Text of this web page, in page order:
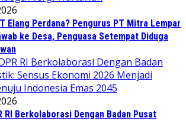
Elang Perdana? Pengurus PT Mitra Lempar
ke Desa, Penguasa Setempat Diduga
RI Berkolaborasi Dengan Badan Pusat